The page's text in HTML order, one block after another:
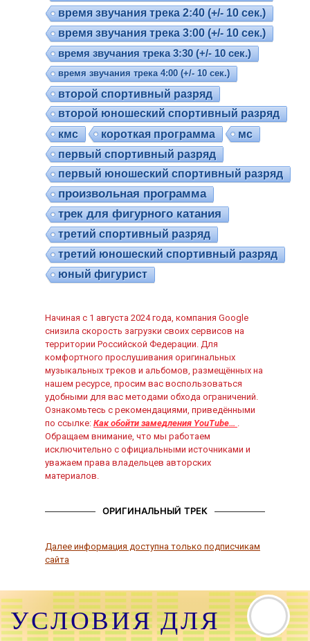
время звучания трека 2:40 (+/- 10 сек.)
время звучания трека 3:00 (+/- 10 сек.)
время звучания трека 3:30 (+/- 10 сек.)
время звучания трека 4:00 (+/- 10 сек.)
второй спортивный разряд
второй юношеский спортивный разряд
кмс короткая программа
мс
первый спортивный разряд
первый юношеский спортивный разряд
произвольная программа
трек для фигурного катания
третий спортивный разряд
третий юношеский спортивный разряд
юный фигурист
Начиная с 1 августа 2024 года, компания Google
снизила скорость загрузки своих сервисов на
территории Российской Федерации. Для
комфортного прослушивания оригинальных
музыкальных треков и альбомов, размещённых на
нашем ресурсе, просим вас воспользоваться
удобными для вас методами обхода ограничений.
Ознакомьтесь с рекомендациями, приведёнными
по ссылке: Как обойти замедления YouTube… .
Обращаем внимание, что мы работаем
исключительно с официальными источниками и
уважаем права владельцев авторских
материалов.
ОРИГИНАЛЬНЫЙ ТРЕК
Далее информация доступна только подписчикам
сайта
УСЛОВИЯ ДЛЯ